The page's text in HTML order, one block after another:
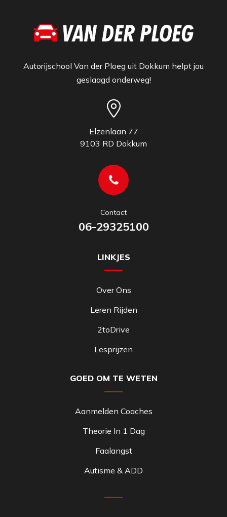
Autorijschool Van der Ploeg uit Dokkum helpt jou
geslaagd onderweg!
Elzenlaan 77
9103 RD Dokkum
Contact
06-29325100
LINKJES
Over Ons
Leren Rijden
2toDrive
Lesprijzen
GOED OM TE WETEN
Aanmelden Coaches
Theorie In 1 Dag
Faalangst
Autisme & ADD